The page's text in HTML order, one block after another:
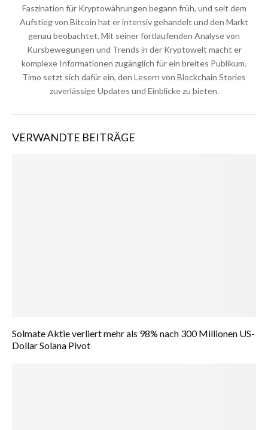
Faszination für Kryptowährungen begann früh, und seit dem
Aufstieg von Bitcoin hat er intensiv gehandelt und den Markt
genau beobachtet. Mit seiner fortlaufenden Analyse von
Kursbewegungen und Trends in der Kryptowelt macht er
komplexe Informationen zugänglich für ein breites Publikum.
Timo setzt sich dafür ein, den Lesern von Blockchain Stories
zuverlässige Updates und Einblicke zu bieten.
VERWANDTE BEITRÄGE
Solmate Aktie verliert mehr als 98% nach 300 Millionen US-
Dollar Solana Pivot